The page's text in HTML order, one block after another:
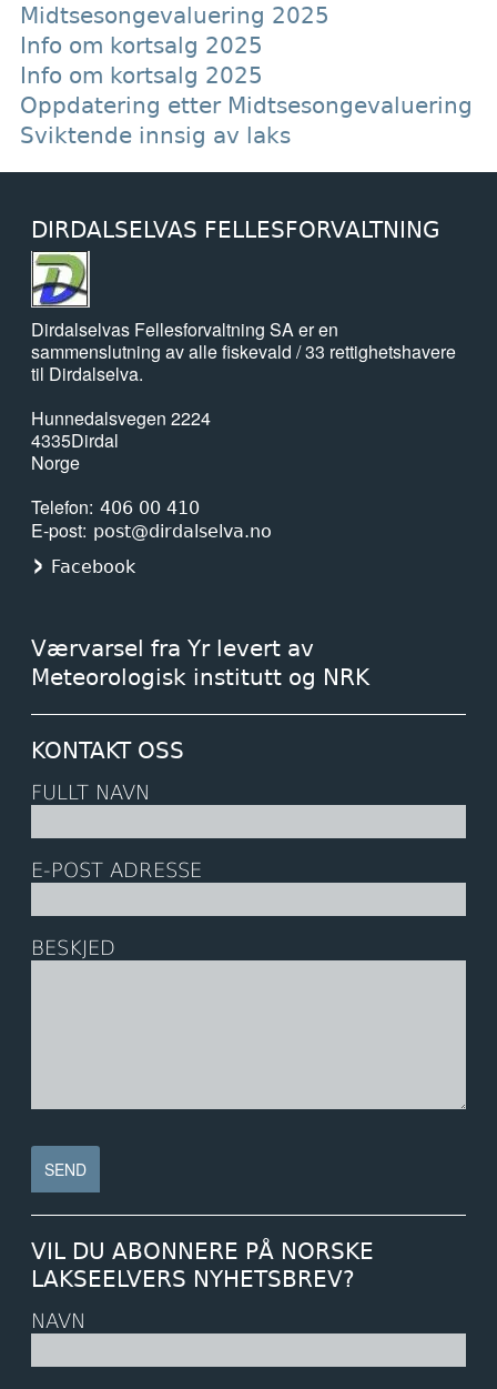
Midtsesongevaluering 2025
Info om kortsalg 2025
Info om kortsalg 2025
Oppdatering etter Midtsesongevaluering
Sviktende innsig av laks
DIRDALSELVAS FELLESFORVALTNING
Dirdalselvas Fellesforvaltning SA er en
sammenslutning av alle fiskevald / 33 rettighetshavere
til Dirdalselva.
Hunnedalsvegen 2224
4335Dirdal
Norge
Telefon 406 00 410
E-post post@dirdalselva.no
Facebook
Værvarsel fra Yr levert av
Meteorologisk institutt og NRK
KONTAKT OSS
FULLT NAVN
E-POST ADRESSE
BESKJED
VIL DU ABONNERE PÅ NORSKE
LAKSEELVERS NYHETSBREV?
NAVN